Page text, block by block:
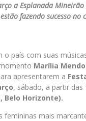
a Esplanada
fazendo sucesso no
o país com suas
Marília
apresentarem a
, sábado, a partir das
Belo Horizonte).
femininas mais